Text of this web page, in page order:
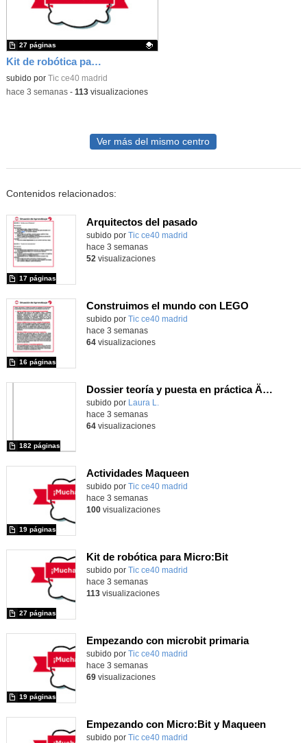
Kit de robótica para Micro:Bit
Contenido educativo.
subido por Tic ce40 madrid
27 páginas
-hace 3 semanas- 113visualizaciones
Ver más del mismo centro
Contenidos relacionados:
Arquitectos del pasado
subido por Tic ce40 madrid
17 páginas
hace 3 semanas
52 visualizaciones
Construimos el mundo con LEGO
subido por Tic ce40 madrid
16 páginas
hace 3 semanas
64visualizaciones
Dossier teoría y puesta en práctica Äprendizaje Basado en Juegos en Educación Infantil y Primaria
Contenido educativo.
subido por Laura L.
182 páginas
hace 3 semanas
64visualizaciones
Actividades Maqueen
Contenido educativo.
subido por Tic ce40 madrid
19 páginas
hace 3 semanas
100visualizaciones
Kit de robótica para Micro:Bit
Contenido educativo.
subido por Tic ce40 madrid
27 páginas
hace 3 semanas
113visualizaciones
Empezando con microbit primaria
Contenido educativo.
subido por Tic ce40 madrid
19 páginas
hace 3 semanas
69visualizaciones
Empezando con Micro:Bit y Maqueen
Contenido educativo.
subido por Tic ce40 madrid